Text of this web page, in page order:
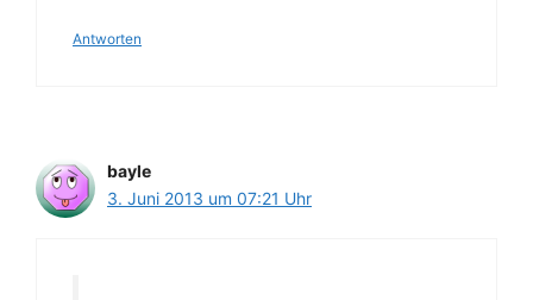
Antworten
bayle
3. Juni 2013 um 07:21 Uhr